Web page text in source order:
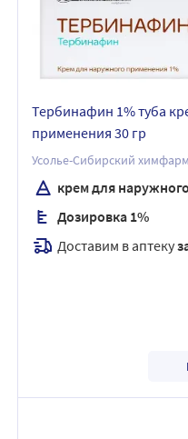
Тербинафин 1% туба
применения 30 гр
Усолье-Сибирский
крем для
Дозировка 1%
Доставим в аптеку